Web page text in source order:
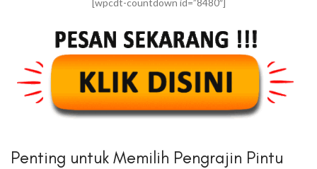
[wpcdt-countdown id=”8480″]
Penting untuk Memilih Pengrajin Pintu